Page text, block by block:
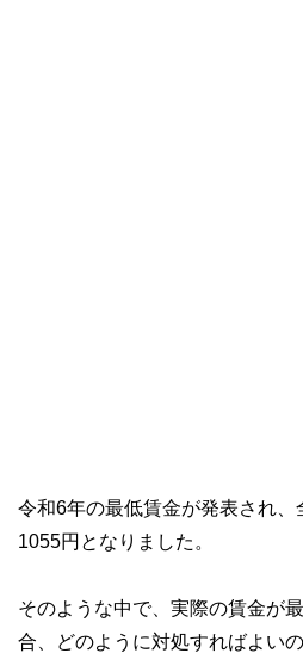
令和6年の最低賃金が発表され
1055円となりました。
そのような中で、実際の賃金が
合、どのように対処すればよい